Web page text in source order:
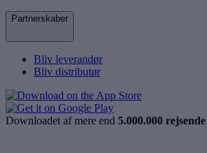
Partnerskaber
Bliv leverandør
Bliv distributør
Downloadet af mere end 5.000.000 rejsende